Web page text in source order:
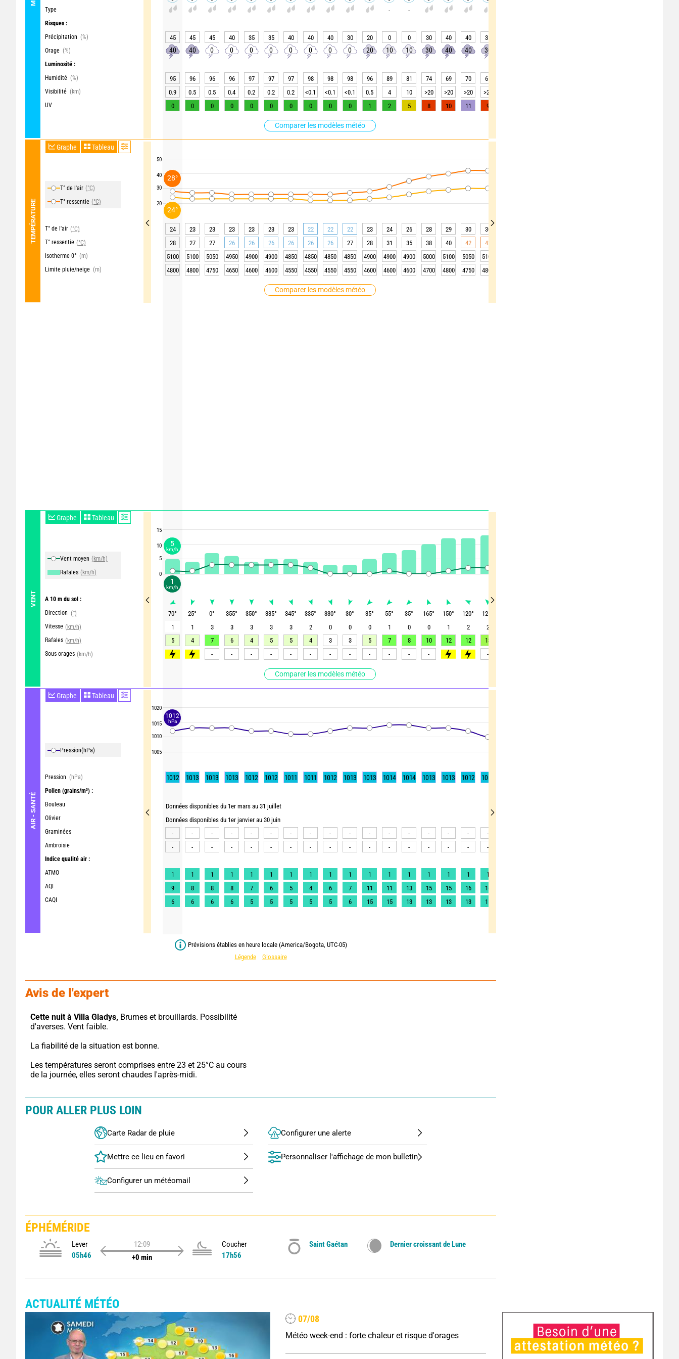
Type
Risques :
Précipitation (%)
Orage (%)
Luminosité :
Humidité (%)
Visibilité (km)
UV
Comparer les modèles météo
TEMPÉRATURE
Graphe Tableau
T° de l'air (°C)
T° ressentie (°C)
T° de l'air (°C)
T° ressentie (°C)
Isotherme 0° (m)
Limite pluie/neige (m)
Comparer les modèles météo
VENT
Graphe Tableau
Vent moyen (km/h)
Rafales (km/h)
A 10 m du sol :
Direction (°)
Vitesse (km/h)
Rafales (km/h)
Sous orages (km/h)
Comparer les modèles météo
AIR - SANTÉ
Graphe Tableau
Pression(hPa)
Pression (hPa)
Pollen (grains/m³) :
Bouleau
Olivier
Graminées
Ambroisie
Indice qualité air :
ATMO
AQI
CAQI
50
40
30
20
15
10
5
0
1020
1015
1010
1005
- -
45 45 45 40 35 35 40 40 40 30 20 0 0 30 40 40 35
40 40 0 0 0 0 0 0 0 0 20 10 10 30 40 40 30
95 96 96 96 97 97 97 98 98 98 96 89 81 74 69 70 65
0.9
0.5 0.5 0.4 0.2 0.2 0.2 <0.1 <0.1 <0.1 0.5 4 10 >20 >20 >20 >20
0
0 0 0 0 0 0 0 0 0 1 2 5 8 10 11 9
24 23 23 23 23 23 23 22 22 22 23 24 26 28 29 30 30
28
27 27 26 26 26 26 26 26 27 28 31 35 38 40 42 42
5100
5100 5050 4950 4900 4900 4850 4850 4850 4850 4900 4900 4900 5000 5100 5050 5100
4800
4800 4750 4650 4600 4600 4550 4550 4550 4550 4600 4600 4600 4700 4800 4750 4800
70° 25° 0° 355° 350° 335° 345° 335° 330° 30° 35° 55° 35° 165° 150° 120° 125
1
1 3 3 3 3 3 2 0 0 0 1 0 0 1 2 2
5
4 7 6 4 5 5 4 3 3 5 7 8 10 12 12 13
>70
>65 - - - - - - - - - - - - >65 >65 -
1012 1013 1013 1013 1012 1012 1011 1011 1012 1013 1013 1014 1014 1013 1013 1012 1010
Données disponibles du 1er mars au 31 juillet
Données disponibles du 1er janvier au 30 juin
-
- - - - - - - - - - - - - - - -
-
- - - - - - - - - - - - - - - -
1 1 1 1 1 1 1 1 1 1 1 1 1 1 1 1 1
9
8 8 8 7 6 5 4 6 7 11 11 13 15 15 16 16
6
6 6 6 5 5 5 5 5 6 15 15 13 13 13 13 11
Prévisions établies en heure locale (America/Bogota, UTC-05)
Légende
Glossaire
Avis de l'expert
Cette nuit à Villa Gladys, Brumes et brouillards. Possibilité
d'averses. Vent faible.
La fiabilité de la situation est bonne.
Les températures seront comprises entre 23 et 25°C au cours
de la journée, elles seront chaudes l'après-midi.
POUR ALLER PLUS LOIN
Carte Radar de pluie
Configurer un météomail
Configurer une alerte
Personnaliser l'affichage de mon bulletin
ÉPHÉMÉRIDE
Lever
05h46
12:09
+0 min
Coucher
17h56
Saint Gaétan Dernier croissant de Lune
ACTUALITÉ MÉTÉO
07/08
Météo week-end : forte chaleur et risque d'orages
1
km/h
5
km/h
24°
28°
1012
hPa